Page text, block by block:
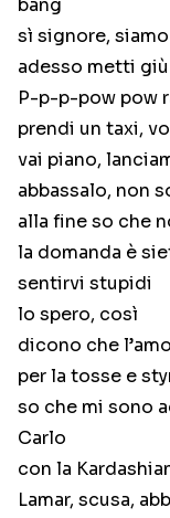
bang
sì signore,
adesso metti
P-p-p-pow pow
prendi un taxi,
vai piano,
abbassalo, non
alla fine so che
la domanda è
sentirvi stupidi
lo spero, così
dicono che
per la tosse e
so che mi sono
Carlo
con la
Lamar, scusa,